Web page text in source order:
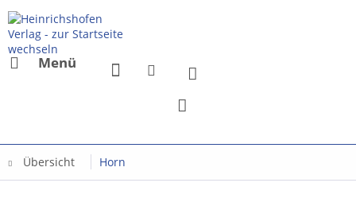
Menü
Übersicht Horn